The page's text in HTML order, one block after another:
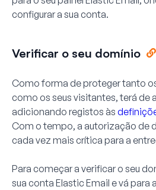
configurar a sua conta.
Verificar o seu domínio
Como forma de proteger tanto
como os seus visitantes, terá de
adicionando registos às
Com o tempo, a autorização de
cada vez mais crítica para a
Para começar a verificar o seu
sua conta Elastic Email e vá para